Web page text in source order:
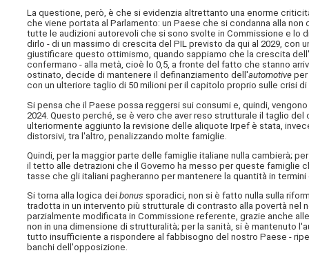
La questione, però, è che si evidenzia altrettanto una enorme
che viene portata al Parlamento: un Paese che si condanna alla
tutte le audizioni autorevoli che si sono svolte in Commissione e lo
dirlo - di un massimo di crescita del PIL previsto da qui al 2029,
giustificare questo ottimismo, quando sappiamo che la crescita
confermano - alla metà, cioè lo 0,5, a fronte del fatto che stanno
ostinato, decide di mantenere il definanziamento dell'automotive per
con un ulteriore taglio di 50 milioni per il capitolo proprio sulle crisi
Si pensa che il Paese possa reggersi sui consumi e, quindi,
2024. Questo perché, se è vero che aver reso strutturale il taglio
ulteriormente aggiunto la revisione delle aliquote Irpef è stata,
distorsivi, tra l'altro, penalizzando molte famiglie.
Quindi, per la maggior parte delle famiglie italiane nulla cambierà;
il tetto alle detrazioni che il Governo ha messo per queste famiglie
tasse che gli italiani pagheranno per mantenere la quantità in
Si torna alla logica deibonus sporadici, non si è fatto nulla sulla
tradotta in un intervento più strutturale di contrasto alla povertà
parzialmente modificata in Commissione referente, grazie anche
non in una dimensione di strutturalità; per la sanità, si è mantenuto
tutto insufficiente a rispondere al fabbisogno del nostro Paese -
banchi dell'opposizione.